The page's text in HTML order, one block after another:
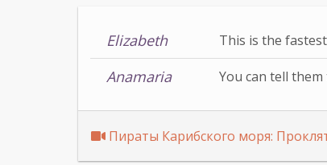
Elizabeth This is the
Anamaria You can tell
Пираты Карибского моря: